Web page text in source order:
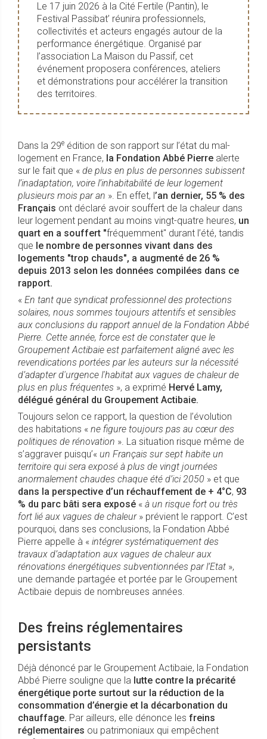
Le 17 juin 2026 à la Cité Fertile (Pantin), le
Festival Passibat’ réunira professionnels,
collectivités et acteurs engagés autour de la
performance énergétique. Organisé par
l’association La Maison du Passif, cet
événement proposera conférences, ateliers
et démonstrations pour accélérer la transition
des territoires.
Dans la 29e édition de son rapport sur l’état du mal-
logement en France, la Fondation Abbé Pierre alerte
sur le fait que « de plus en plus de personnes subissent
l’inadaptation, voire l’inhabitabilité de leur logement
plusieurs mois par an ». En effet, l ’an dernier, 55 % des
Français ont déclaré avoir souffert de la chaleur dans
leur logement pendant au moins vingt-quatre heures, un
quart en a souffert "fréquemment" durant l’été, tandis
que le nombre de personnes vivant dans des
logements "trop chauds", a augmenté de 26 %
depuis 2013 selon les données compilées dans ce
rapport.
« En tant que syndicat professionnel des protections
solaires, nous sommes toujours attentifs et sensibles
aux conclusions du rapport annuel de la Fondation Abbé
Pierre. Cette année, force est de constater que le
Groupement Actibaie est parfaitement aligné avec les
revendications portées par les auteurs sur la nécessité
d’adapter d'urgence l'habitat aux vagues de chaleur de
plus en plus fréquentes », a exprimé Hervé Lamy,
délégué général du Groupement Actibaie.
Toujours selon ce rapport, la question de l’évolution
des habitations « ne figure toujours pas au cœur des
politiques de rénovation ». La situation risque même de
s’aggraver puisqu’« un Français sur sept habite un
territoire qui sera exposé à plus de vingt journées
anormalement chaudes chaque été d’ici 2050 » et que
dans la perspective d’un réchauffement de + 4°C, 93
% du parc bâti sera exposé « à un risque fort ou très
fort lié aux vagues de chaleur » prévient le rapport. C’est
pourquoi, dans ses conclusions, la Fondation Abbé
Pierre appelle à « intégrer systématiquement des
travaux d’adaptation aux vagues de chaleur aux
rénovations énergétiques subventionnées par l’Etat »,
une demande partagée et portée par le Groupement
Actibaie depuis de nombreuses années.
Des freins réglementaires
persistants
Déjà dénoncé par le Groupement Actibaie, la Fondation
Abbé Pierre souligne que la lutte contre la précarité
énergétique porte surtout sur la réduction de la
consommation d’énergie et la décarbonation du
chauffage. Par ailleurs, elle dénonce les freins
réglementaires ou patrimoniaux qui empêchent